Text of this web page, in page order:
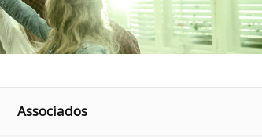
Associados